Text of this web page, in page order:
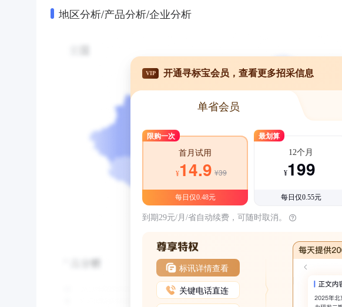
地区分析/产品分析/企业分析
VIP 开通寻标宝会员，查看更多招采信息
单省会员
限购一次
首月试用
¥14.9 ¥39
每日仅0.48元
最划算
12个月
¥199
每日仅0.55元
到期29元/月/省自动续费，可随时取消。
标讯详情查看
关键电话直连